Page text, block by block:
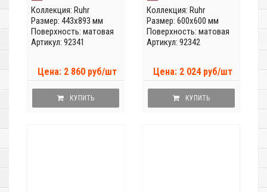
Коллекция: Ruhr
Размер: 443x893 мм
Поверхность: матовая
Артикул: 92341
Цена: 2 860 руб/шт
КУПИТЬ
Коллекция: Ruhr
Размер: 600x600 мм
Поверхность: матовая
Артикул: 92342
Цена: 2 024 руб/шт
КУПИТЬ